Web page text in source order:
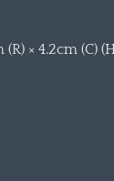
(R) × 4.2cm (C)